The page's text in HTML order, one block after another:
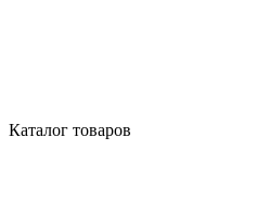
Каталог товаров